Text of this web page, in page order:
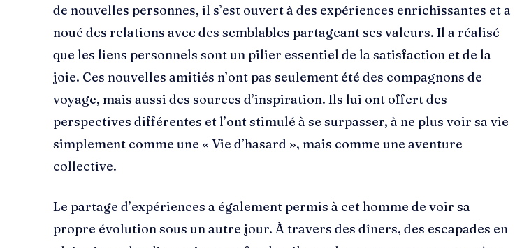
de nouvelles personnes, il s’est ouvert à des expériences enrichissantes et a
noué des relations avec des semblables partageant ses valeurs. Il a réalisé
que les liens personnels sont un pilier essentiel de la satisfaction et de la
joie. Ces nouvelles amitiés n’ont pas seulement été des compagnons de
voyage, mais aussi des sources d’inspiration. Ils lui ont offert des
perspectives différentes et l’ont stimulé à se surpasser, à ne plus voir sa vie
simplement comme une « Vie d’hasard », mais comme une aventure
collective.
Le partage d’expériences a également permis à cet homme de voir sa
propre évolution sous un autre jour. À travers des dîners, des escapades en